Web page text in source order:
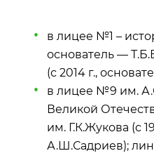
в лицее №1 –
основатель —
(с 2014 г.,
в лицее №9 им.
Великой
им. Г.К.Жукова (с
А.Ш.Садриев);